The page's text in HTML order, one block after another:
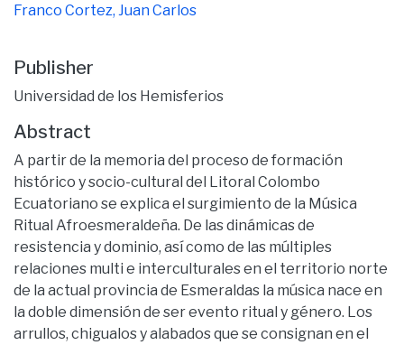
Franco Cortez, Juan Carlos
Publisher
Universidad de los Hemisferios
Abstract
A partir de la memoria del proceso de formación
histórico y socio-cultural del Litoral Colombo
Ecuatoriano se explica el surgimiento de la Música
Ritual Afroesmeraldeña. De las dinámicas de
resistencia y dominio, así como de las múltiples
relaciones multi e interculturales en el territorio norte
de la actual provincia de Esmeraldas la música nace en
la doble dimensión de ser evento ritual y género. Los
arrullos, chigualos y alabados que se consignan en el